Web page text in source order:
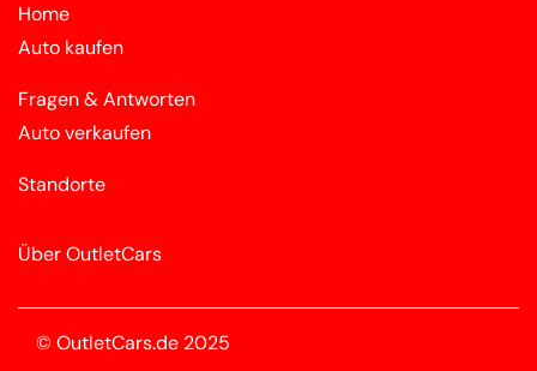
Home
Auto kaufen
Fragen & Antworten
Auto verkaufen
Standorte
Über OutletCars
© OutletCars.de 2025